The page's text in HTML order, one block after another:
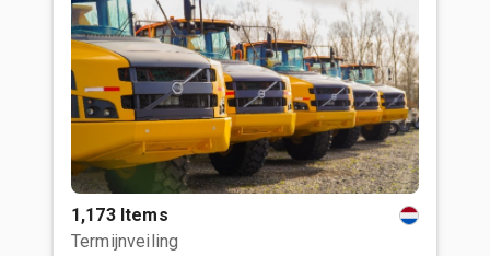
1,173 Items
Termijnveiling